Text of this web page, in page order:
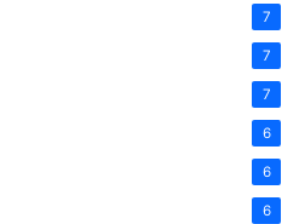
7
7
7
6
6
6